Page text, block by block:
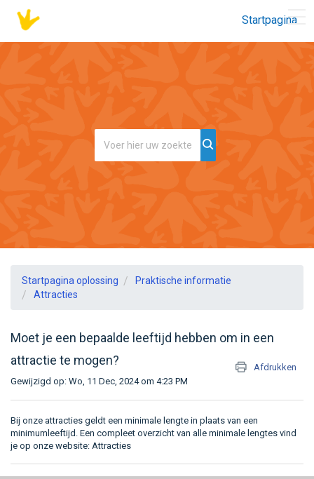
Startpagina
Startpagina oplossing
Praktische informatie
Attracties
Moet je een bepaalde leeftijd hebben om in een
attractie te mogen?
Afdrukken
Gewijzigd op: Wo, 11 Dec, 2024 om 4:23 PM
Bij onze attracties geldt een minimale lengte in plaats van een
minimumleeftijd. Een compleet overzicht van alle minimale lengtes vind
je op onze website: Attracties